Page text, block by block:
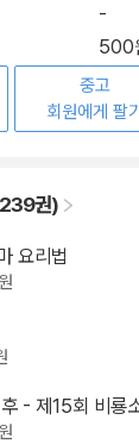
-
500
중고
회원에게 팔기
239권)
요리법
원
- 제15회 비룡
원